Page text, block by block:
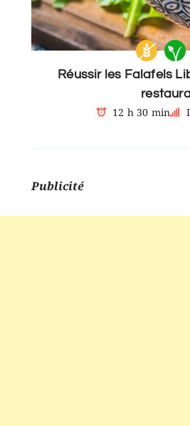
Réussir les Falafels
12 h 30 min
Publicité